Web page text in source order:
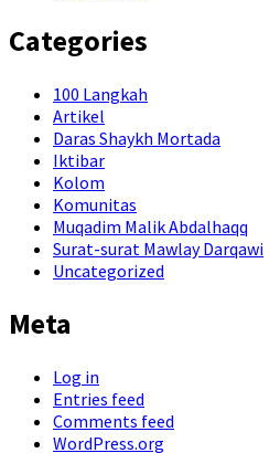
Categories
100 Langkah
Artikel
Daras Shaykh Mortada
Iktibar
Kolom
Komunitas
Muqadim Malik Abdalhaqq
Surat-surat Mawlay Darqawi
Uncategorized
Meta
Log in
Entries feed
Comments feed
WordPress.org